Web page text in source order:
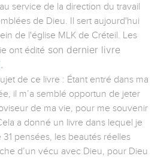
service de la direction du travail
de Dieu. Il sert aujourd'hui
de l'église MLK de Créteil. Les
ont édité son dernier livre
.
de ce livre : Étant entré dans ma
il m’a semblé opportun de jeter
de ma vie, pour me souvenir
a donné un livre dans lequel je
pensées, les beautés réelles
d’un vécu avec Dieu, pour Dieu